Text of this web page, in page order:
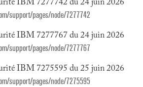
IBM 7277742 du 24 juin 2026
support/pages/node/7277742
IBM 7277767 du 24 juin 2026
support/pages/node/7277767
IBM 7275595 du 25 juin 2026
support/pages/node/7275595